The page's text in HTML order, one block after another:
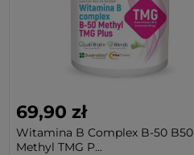
69,90 zł
Witamina B Complex B-50 B50
Methyl TMG P...